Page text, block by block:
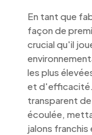
En tant que
façon de
crucial qu'il
les plus
et d'efficacité.
transparent
écoulée,
jalons